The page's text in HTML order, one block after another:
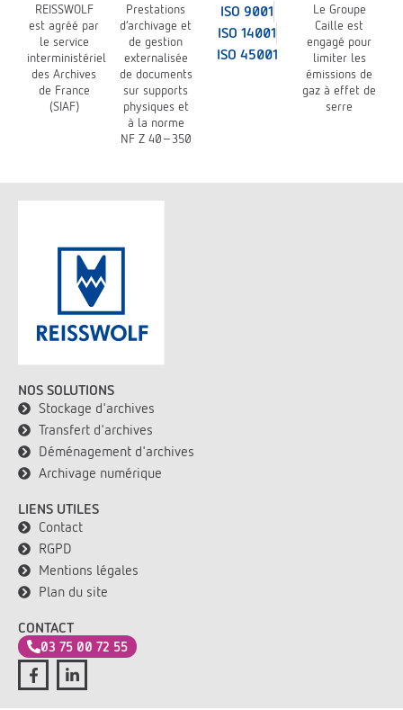
REISSWOLF
est agréé par
le service
interministériel
des Archives
de France
(SIAF)
Prestations
d’archivage et
de gestion
externalisée
de documents
sur supports
physiques et
à la norme
NF Z 40-350
ISO 9001
ISO 14001
ISO 45001
Le Groupe
Caille est
engagé pour
limiter les
émissions de
gaz à effet de
serre
NOS SOLUTIONS
Stockage d'archives
Transfert d'archives
Déménagement d'archives
Archivage numérique
LIENS UTILES
Contact
RGPD
Mentions légales
Plan du site
CONTACT
03 75 00 72 55